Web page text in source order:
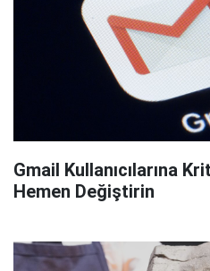
Gmail Kullanıcılarına
Hemen Değiştirin